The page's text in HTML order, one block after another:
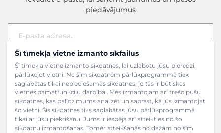
Šī tīmekļa vietne izmanto sīkfailus
Šī tīmekļa vietne izmanto sīkdatnes, lai uzlabotu jūsu pieredzi,
pārlūkojot vietni. No šīm sīkdatnēm pārlūkprogrammā tiek
saglabātas tikai nepieciešamās sīkdatnes, jo tās ir būtiskas
vietnes pamatfunkciju darbībai. Mēs izmantojam arī trešo pušu
sīkdatnes, kas palīdz mums analizēt un saprast, kā jūs izmantojat
šo vietni. Šīs sīkdatnes tiks saglabātas jūsu pārlūkprogrammā
tikai ar jūsu piekrišanu. Jums ir iespēja arī atteikties no šo
sīkdatņu izmantošanas. Tomēr atteikšanās no dažām no šīm
piedāvājumus
E-pasta adrese
Pieteikties